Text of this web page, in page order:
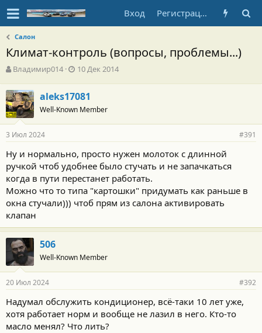
Вход Регистрация
Салон
Климат-контроль (вопросы, проблемы...)
А
т
о
р
т
е
м
ы
Владимир014
Д
а
н
а
л
а
10 Дек 2014
aleks17081
Well-Known Member
3 Июл 2024 #391
Ну и нормально, просто нужен молоток с длинной
ручкой чтоб удобнее было стучать и не запачкаться
когда в пути перестанет работать.
Можно что то типа "картошки" придумать как раньше в
окна стучали))) чтоб прям из салона активировать
клапан
506
Well-Known Member
20 Июл 2024 #392
Надумал обслужить кондиционер, всё-таки 10 лет уже,
хотя работает норм и вообще не лазил в него. Кто-то
масло менял? Что лить?